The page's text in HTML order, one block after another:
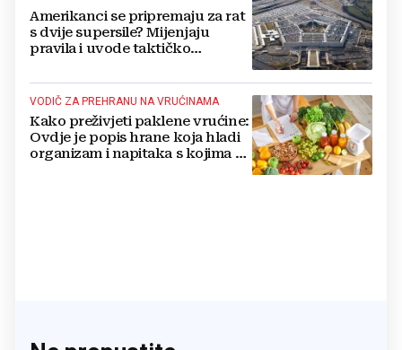
Amerikanci se pripremaju za rat
s dvije supersile? Mijenjaju
pravila i uvode taktičko
VODIČ ZA PREHRANU NA VRUĆINAMA
Kako preživjeti paklene vrućine:
Ovdje je popis hrane koja hladi
organizam i napitaka s kojima si